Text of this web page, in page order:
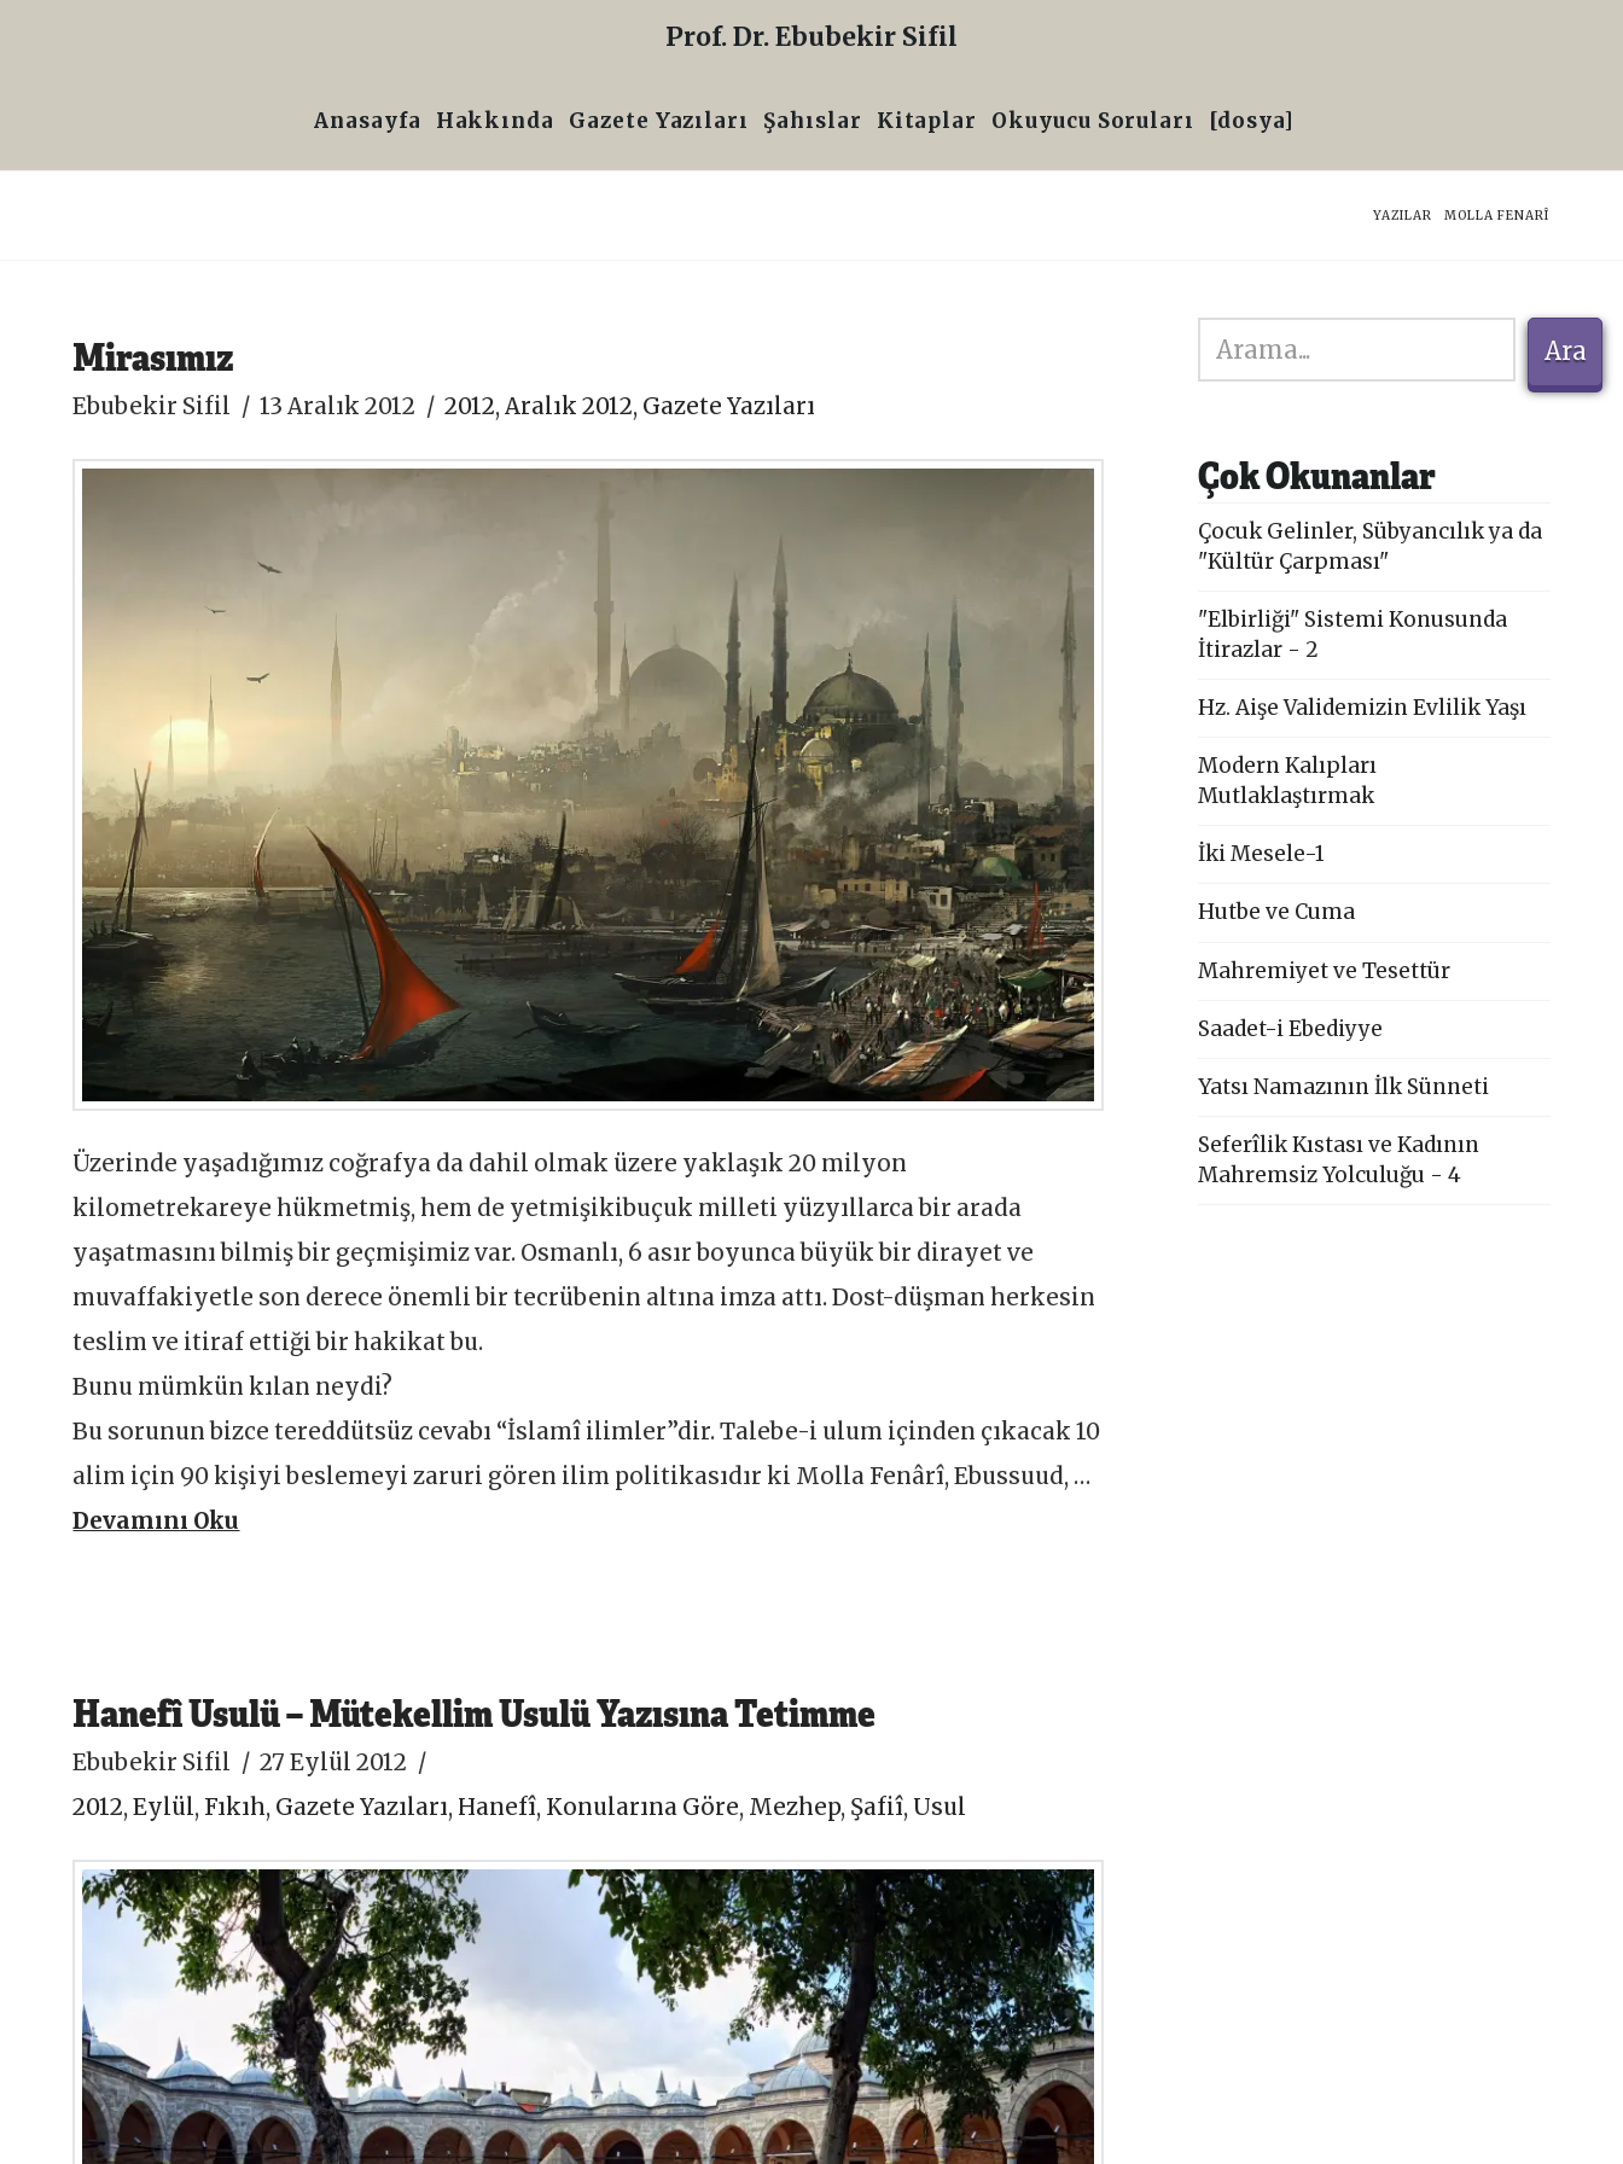
Sifil
Prof. Dr. Ebubekir Sifil
Anasayfa Hakkında Gazete Yazıları Şahıslar Kitaplar Okuyucu Soruları [dosya]
HOME
YAZILAR MOLLA FENARÎ
Mirasımız
Ebubekir Sifil 13 Aralık 2012 2012,Aralık 2012, Gazete Yazıları
Üzerinde yaşadığımız coğrafya da dahil olmak üzere yaklaşık 20 milyon
kilometrekareye hükmetmiş, hem de yetmişikibuçuk milleti yüzyıllarca bir arada
yaşatmasını bilmiş bir geçmişimiz var. Osmanlı, 6 asır boyunca büyük bir dirayet ve
muvaffakiyetle son derece önemli bir tecrübenin altına imza attı. Dost-düşman herkesin
teslim ve itiraf ettiği bir hakikat bu.
Bunu mümkün kılan neydi?
Bu sorunun bizce tereddütsüz cevabı “İslamî ilimler”dir. Talebe-i ulum içinden çıkacak 10
alim için 90 kişiyi beslemeyi zaruri gören ilim politikasıdır ki Molla Fenârî, Ebussuud, …
Devamını Oku
Hanefî Usulü – Mütekellim Usulü Yazısına Tetimme
Ebubekir Sifil
27 Eylül 2012
2012,Eylül,Fıkıh, Gazete Yazıları, Hanefî, Konularına Göre, Mezhep, Şafiî, Usul
Ara
Ara
Çok Okunanlar
Çocuk Gelinler, Sübyancılık ya da
"Kültür Çarpması"
"Elbirliği" Sistemi Konusunda
İtirazlar - 2
Hz. Aişe Validemizin Evlilik Yaşı
Modern Kalıpları
Mutlaklaştırmak
İki Mesele-1
Hutbe ve Cuma
Mahremiyet ve Tesettür
Saadet-i Ebediyye
Yatsı Namazının İlk Sünneti
Seferîlik Kıstası ve Kadının
Mahremsiz Yolculuğu - 4